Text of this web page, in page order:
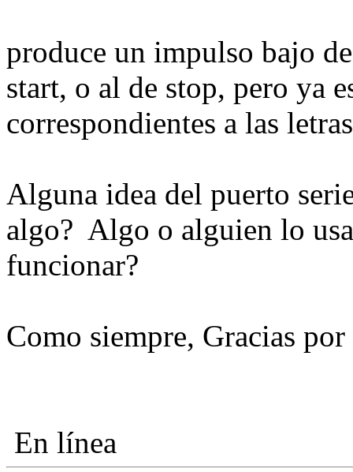
produce un impulso bajo
start, o al de stop, pero ya
correspondientes a las
Alguna idea del puerto
algo? Algo o alguien lo
funcionar?
Como siempre, Gracias
En línea